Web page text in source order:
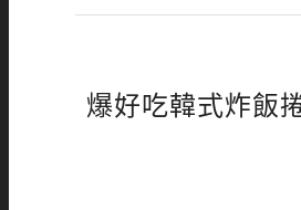
爆好吃韓式炸飯